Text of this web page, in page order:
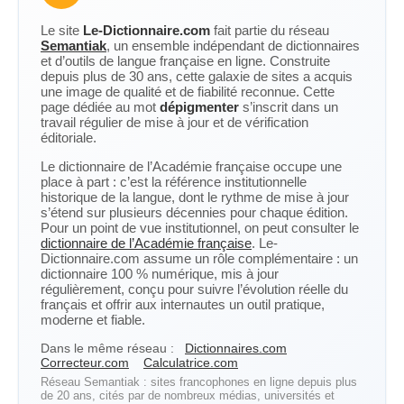
Le site Le-Dictionnaire.com fait partie du réseau
Semantiak, un ensemble indépendant de dictionnaires
et d’outils de langue française en ligne. Construite
depuis plus de 30 ans, cette galaxie de sites a acquis
une image de qualité et de fiabilité reconnue. Cette
page dédiée au mot dépigmenter s’inscrit dans un
travail régulier de mise à jour et de vérification
éditoriale.
Le dictionnaire de l’Académie française occupe une
place à part : c’est la référence institutionnelle
historique de la langue, dont le rythme de mise à jour
s’étend sur plusieurs décennies pour chaque édition.
Pour un point de vue institutionnel, on peut consulter le
dictionnaire de l’Académie française. Le-
Dictionnaire.com assume un rôle complémentaire : un
dictionnaire 100 % numérique, mis à jour
régulièrement, conçu pour suivre l’évolution réelle du
français et offrir aux internautes un outil pratique,
moderne et fiable.
Dans le même réseau :
Dictionnaires.com
Correcteur.com
Calculatrice.com
Réseau Semantiak : sites francophones en ligne depuis plus
de 20 ans, cités par de nombreux médias, universités et